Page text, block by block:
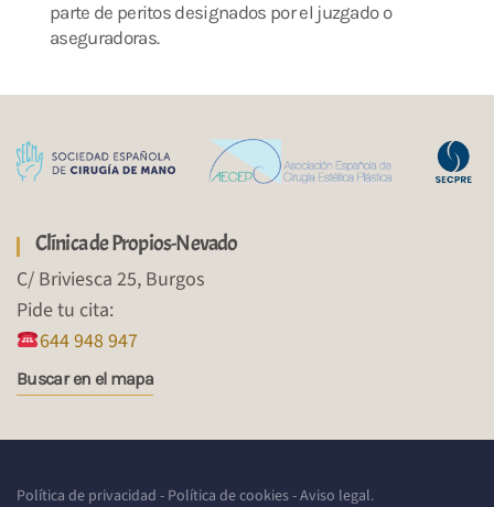
parte de peritos designados por el juzgado o
aseguradoras.
Clínica de Propios-Nevado
C/ Briviesca 25, Burgos
Pide tu cita:
644 948 947
Buscar en el mapa
Política de privacidad - Política de cookies-Aviso legal.